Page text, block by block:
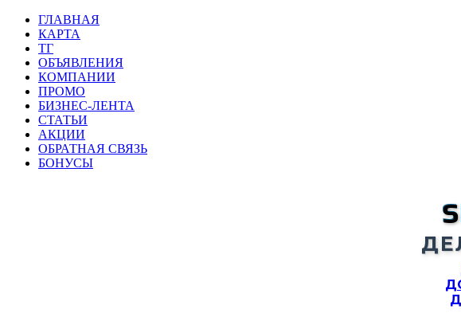
ГЛАВНАЯ
КАРТА
ТГ
ОБЪЯВЛЕНИЯ
КОМПАНИИ
ПРОМО
БИЗНЕС-ЛЕНТА
СТАТЬИ
АКЦИИ
ОБРАТНАЯ СВЯЗЬ
БОНУСЫ